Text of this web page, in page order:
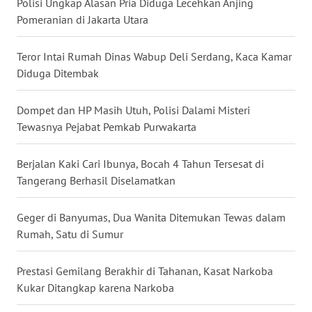
Pomeranian di Jakarta Utara
Teror Intai Rumah Dinas Wabup Deli Serdang, Kaca Kamar
Diduga Ditembak
Dompet dan HP Masih Utuh, Polisi Dalami Misteri
Tewasnya Pejabat Pemkab Purwakarta
Berjalan Kaki Cari Ibunya, Bocah 4 Tahun Tersesat di
Tangerang Berhasil Diselamatkan
Geger di Banyumas, Dua Wanita Ditemukan Tewas dalam
Rumah, Satu di Sumur
Prestasi Gemilang Berakhir di Tahanan, Kasat Narkoba
Kukar Ditangkap karena Narkoba
WN
BABEL
WN
WN
BENGKULU
LAMPUNG
WN
JATENG